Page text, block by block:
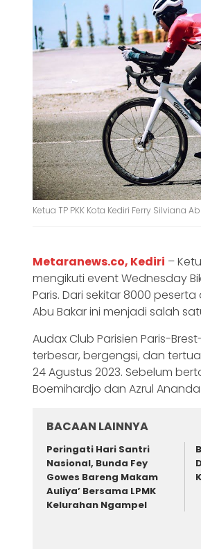
Ketua TP PKK Kota Kediri Ferry Silviana
Metaranews.co, Kediri –
mengikuti event Wednesday
Paris. Dari sekitar 8000
Abu Bakar ini menjadi salah
Audax Club Parisien Paris-
terbesar, bergengsi, dan
24 Agustus 2023. Sebelum
Boemihardjo dan Azrul
BACAAN LAINNYA
Peringati Hari Santri
Nasional, Bunda Fey
Gowes Bareng Makam
Auliya’ Bersama LPMK
Kelurahan Ngampel